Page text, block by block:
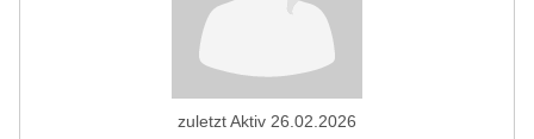
zuletzt Aktiv 26.02.2026